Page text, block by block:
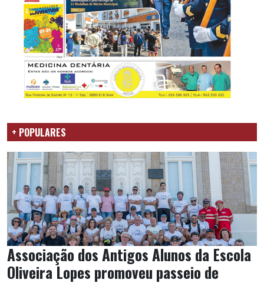
+ POPULARES
Associação dos Antigos Alunos da Escola
Oliveira Lopes promoveu passeio de